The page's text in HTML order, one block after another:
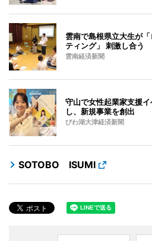
雲南で島根県立大生が
ティング」 刺激し合う
雲南経済新聞
守山で女性起業家支援
し、新規事業を創出
びわ湖大津経済新聞
SOTOBO ISUMI